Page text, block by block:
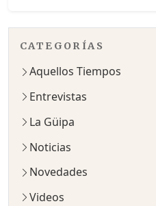
CATEGORÍAS
Aquellos Tiempos
Entrevistas
La Güipa
Noticias
Novedades
Videos